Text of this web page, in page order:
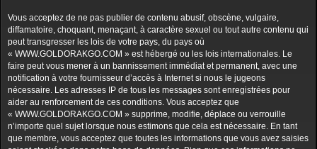
Vous acceptez de ne pas publier de contenu abusif, obscène, vulgaire,
diffamatoire, choquant, menaçant, à caractère sexuel ou tout autre contenu qui
peut transgresser les lois de votre pays, du pays où
« WWW.GOLDORAKGO.COM » est hébergé ou les lois internationales. Le
faire peut vous mener à un bannissement immédiat et permanent, avec une
notification à votre fournisseur d’accès à Internet si nous le jugeons
nécessaire. Les adresses IP de tous les messages sont enregistrées pour
aider au renforcement de ces conditions. Vous acceptez que
« WWW.GOLDORAKGO.COM » supprime, modifie, déplace ou verrouille
n’importe quel sujet lorsque nous estimons que cela est nécessaire. En tant
que membre, vous acceptez que toutes les informations que vous avez saisies